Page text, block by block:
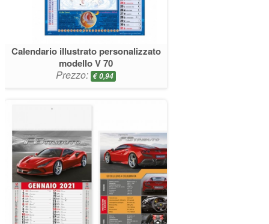
Calendario illustrato personalizzato
modello V 70
Prezzo: €0,94